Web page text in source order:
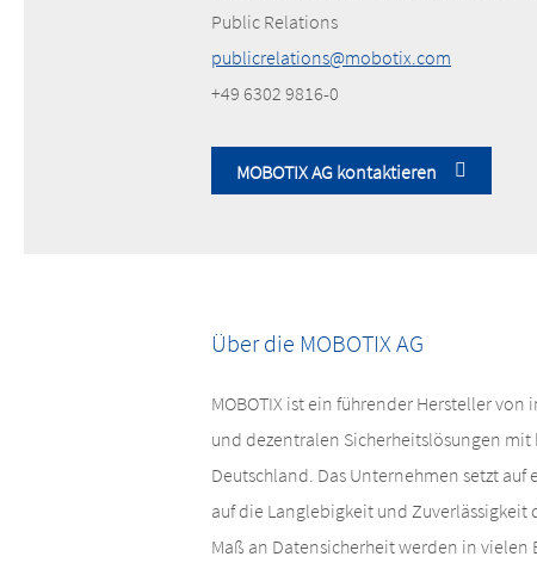
Public Relations
publicrelations@mobotix.com
+49 6302 9816-0
MOBOTIX AG kontaktieren
Über die MOBOTIX AG
MOBOTIX ist ein führender Hersteller
und dezentralen Sicherheitslösungen mit
Deutschland. Das Unternehmen setzt
auf die Langlebigkeit und
Maß an Datensicherheit werden in vielen